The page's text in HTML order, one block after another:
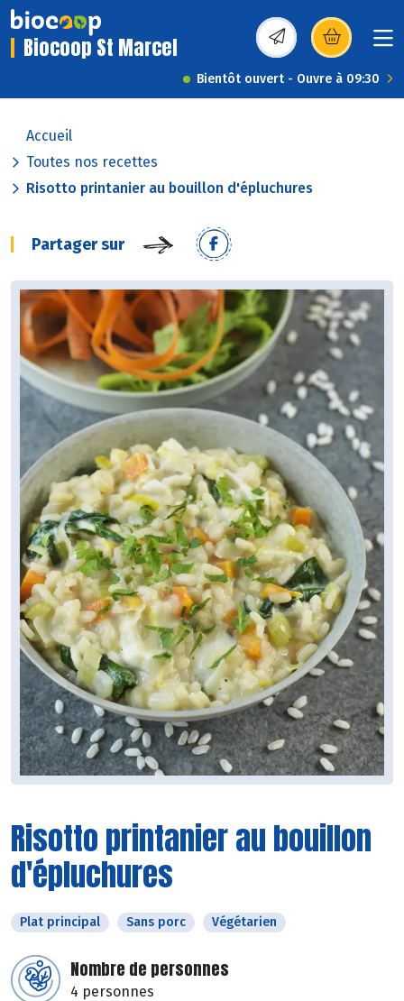
Biocoop St Marcel (s’ouvre dans une
Bientôt ouvert - Ouvre à 09:30
Accueil
Toutes nos recettes
Risotto printanier au bouillon d'épluchures
Partager sur
Risotto printanier au bouillon
d'épluchures
Plat principal Sans porc Végétarien
Nombre de personnes
4 personnes